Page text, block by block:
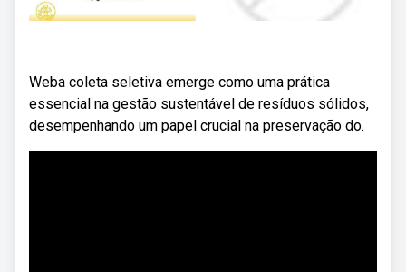
Weba coleta seletiva emerge como uma prática
essencial na gestão sustentável de resíduos sólidos,
desempenhando um papel crucial na preservação do.